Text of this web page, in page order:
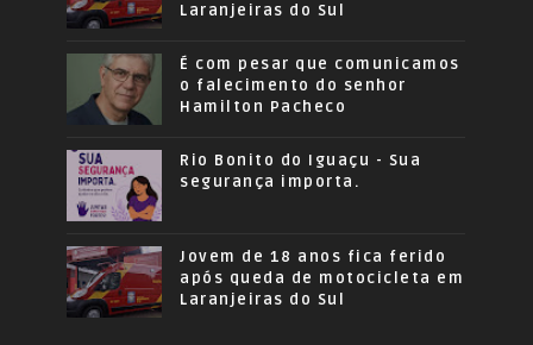
Laranjeiras do Sul
É com pesar que comunicamos
o falecimento do senhor
Hamilton Pacheco
Rio Bonito do Iguaçu - Sua
segurança importa.
Jovem de 18 anos fica ferido
após queda de motocicleta em
Laranjeiras do Sul